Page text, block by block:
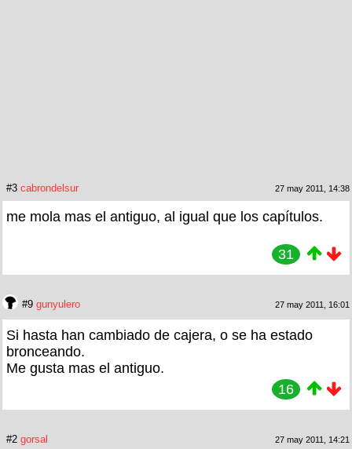
#3 cabrondelsur 27 may 2011, 14:38
me mola mas el antiguo, al igual que los capítulos.
31
#9 gunyulero 27 may 2011, 16:01
Si hasta han cambiado de cajera, o se ha estado
bronceando.
Me gusta mas el antiguo.
16
#2 gorsal 27 may 2011, 14:21